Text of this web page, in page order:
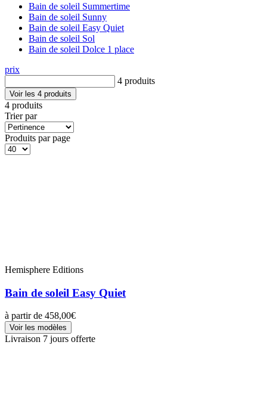
Bain de soleil Summertime
Bain de soleil Sunny
Bain de soleil Easy Quiet
Bain de soleil Sol
Bain de soleil Dolce 1 place
prix
4 produits
Voir les 4 produits
4 produits
Trier par
Produits par page
Hemisphere Editions
Bain de soleil Easy Quiet
à partir de 458,00€
Voir les modèles
Livraison 7 jours offerte